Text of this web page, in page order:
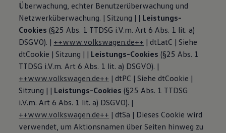
Überwachung, echter Benutzerüberwachung und
Netzwerküberwachung. | Sitzung | | Leistungs-
Cookies (§25 Abs. 1 TTDSG i.V.m. Art 6 Abs. 1 lit. a)
DSGVO). | ++www.volkswagen.de++ | dtLatC | Siehe
dtCookie | Sitzung | | Leistungs-Cookies (§25 Abs. 1
TTDSG i.V.m. Art 6 Abs. 1 lit. a) DSGVO). |
++www.volkswagen.de++ | dtPC | Siehe dtCookie |
Sitzung | | Leistungs-Cookies (§25 Abs. 1 TTDSG
i.V.m. Art 6 Abs. 1 lit. a) DSGVO). |
++www.volkswagen.de++ | dtSa | Dieses Cookie wird
verwendet, um Aktionsnamen über Seiten hinweg zu